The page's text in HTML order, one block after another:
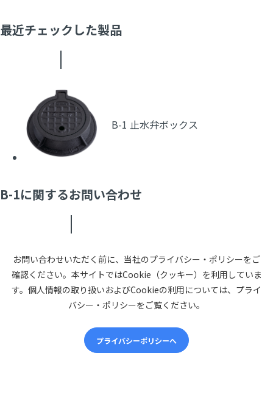
最近チェックした製品
B-1 止水弁ボックス
B-1に関するお問い合わせ
お問い合わせいただく前に、当社のプライバシー・ポリシーをご
確認ください。本サイトではCookie（クッキー）を利用していま
す。個人情報の取り扱いおよびCookieの利用については、プライ
バシー・ポリシーをご覧ください。
プライバシーポリシーへ